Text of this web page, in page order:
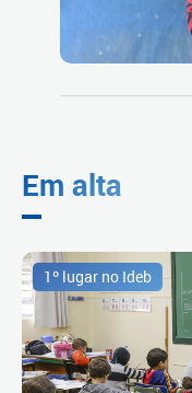
Em alta
1º lugar no Ideb